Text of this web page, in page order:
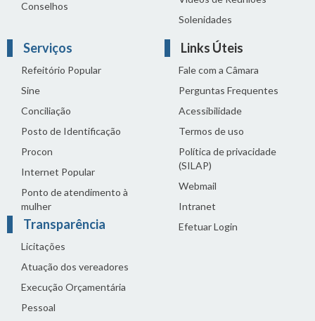
Conselhos
Solenidades
Serviços
Refeitório Popular
Sine
Conciliação
Posto de Identificação
Procon
Internet Popular
Ponto de atendimento à
mulher
Transparência
Licitações
Atuação dos vereadores
Execução Orçamentária
Pessoal
Links Úteis
Fale com a Câmara
Perguntas Frequentes
Acessibilidade
Termos de uso
Política de privacidade
(SILAP)
Webmail
Intranet
Efetuar Login